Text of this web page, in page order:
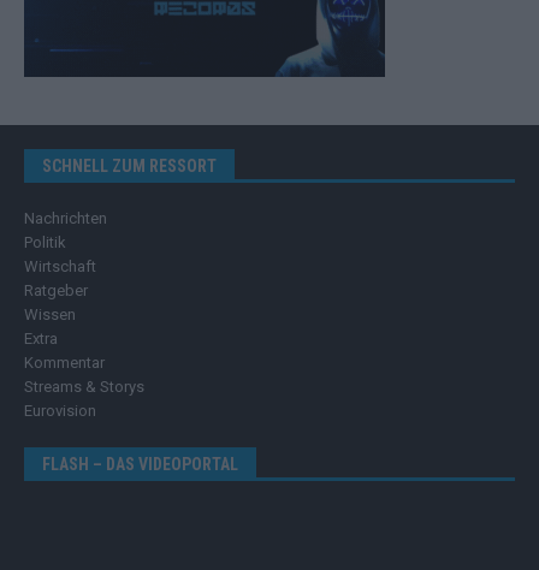
SCHNELL ZUM RESSORT
Nachrichten
Politik
Wirtschaft
Ratgeber
Wissen
Extra
Kommentar
Streams & Storys
Eurovision
FLASH – DAS VIDEOPORTAL